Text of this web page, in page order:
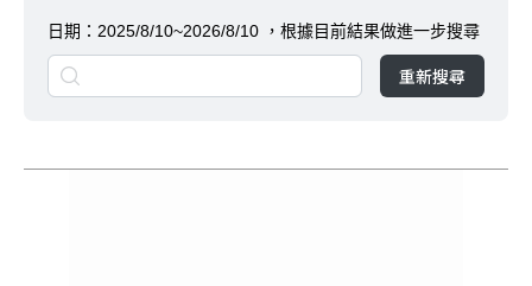
日期： 2025/8/10~2026/8/10 ，根據目前結果做進一步搜尋
重新搜尋